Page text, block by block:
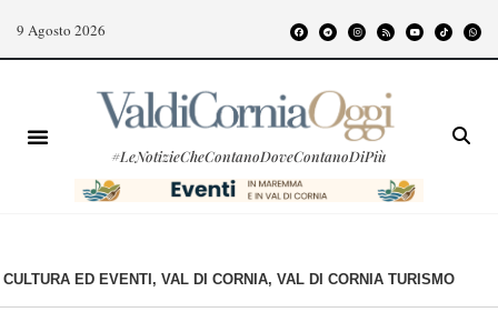
9 Agosto 2026
#LeNotizieCheContanoDoveContanoDiPiù
CULTURA ED EVENTI , VAL DI CORNIA, VAL DI CORNIA TURISMO